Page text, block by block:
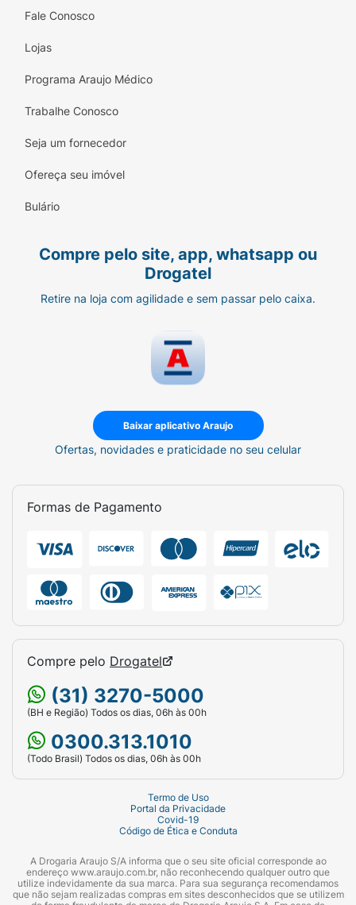
Fale Conosco
Lojas
Programa Araujo Médico
Trabalhe Conosco
Seja um fornecedor
Ofereça seu imóvel
Bulário
Compre pelo site, app, whatsapp ou
Drogatel
Retire na loja com agilidade e sem passar pelo caixa.
Baixar aplicativo Araujo
Ofertas, novidades e praticidade no seu celular
Formas de Pagamento
Compre pelo Drogatel
(31) 3270-5000
(BH e Região) Todos os dias, 06h às 00h
0300.313.1010
(Todo Brasil) Todos os dias, 06h às 00h
Termo de Uso
Portal da Privacidade
Covid-19
Código de Ética e Conduta
A Drogaria Araujo S/A informa que o seu site oficial corresponde ao
endereço www.araujo.com.br, não reconhecendo qualquer outro que
utilize indevidamente da sua marca. Para sua segurança recomendamos
que não sejam realizadas compras em sites desconhecidos que se utilizem